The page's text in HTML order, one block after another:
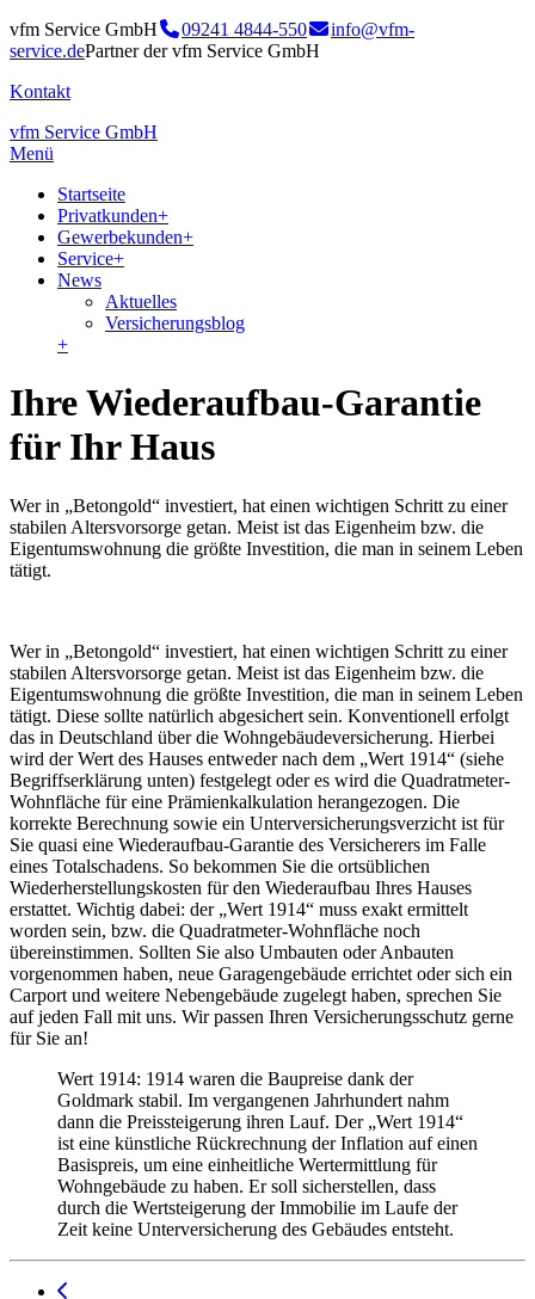
vfm Service GmbH 09241 4844-550
info@vfm-
service.dePartner der vfm Service GmbH
Kontakt
vfm Service GmbH
Menü
Startseite
Privatkunden+
Gewerbekunden+
Service+
News
Aktuelles
Versicherungsblog
+
Ihre Wiederaufbau-Garantie
für Ihr Haus
Wer in „Betongold“ investiert, hat einen wichtigen Schritt zu einer
stabilen Altersvorsorge getan. Meist ist das Eigenheim bzw. die
Eigentumswohnung die größte Investition, die man in seinem Leben
tätigt.
Wer in „Betongold“ investiert, hat einen wichtigen Schritt zu einer
stabilen Altersvorsorge getan. Meist ist das Eigenheim bzw. die
Eigentumswohnung die größte Investition, die man in seinem Leben
tätigt. Diese sollte natürlich abgesichert sein. Konventionell erfolgt
das in Deutschland über die Wohngebäudeversicherung. Hierbei
wird der Wert des Hauses entweder nach dem „Wert 1914“ (siehe
Begriffserklärung unten) festgelegt oder es wird die Quadratmeter-
Wohnfläche für eine Prämienkalkulation herangezogen. Die
korrekte Berechnung sowie ein Unterversicherungsverzicht ist für
Sie quasi eine Wiederaufbau-Garantie des Versicherers im Falle
eines Totalschadens. So bekommen Sie die ortsüblichen
Wiederherstellungskosten für den Wiederaufbau Ihres Hauses
erstattet. Wichtig dabei: der „Wert 1914“ muss exakt ermittelt
worden sein, bzw. die Quadratmeter-Wohnfläche noch
übereinstimmen. Sollten Sie also Umbauten oder Anbauten
vorgenommen haben, neue Garagengebäude errichtet oder sich ein
Carport und weitere Nebengebäude zugelegt haben, sprechen Sie
auf jeden Fall mit uns. Wir passen Ihren Versicherungsschutz gerne
für Sie an!
Wert 1914: 1914 waren die Baupreise dank der
Goldmark stabil. Im vergangenen Jahrhundert nahm
dann die Preissteigerung ihren Lauf. Der „Wert 1914“
ist eine künstliche Rückrechnung der Inflation auf einen
Basispreis, um eine einheitliche Wertermittlung für
Wohngebäude zu haben. Er soll sicherstellen, dass
durch die Wertsteigerung der Immobilie im Laufe der
Zeit keine Unterversicherung des Gebäudes entsteht.